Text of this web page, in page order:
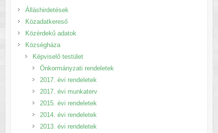
Álláshirdetések
Közadatkereső
Közérdekű adatok
Községháza
Képviselő testület
Önkormányzati rendeletek
2017. évi rendeletek
2017. évi munkaterv
2015. évi rendeletek
2014. évi rendeletek
2013. évi rendeletek